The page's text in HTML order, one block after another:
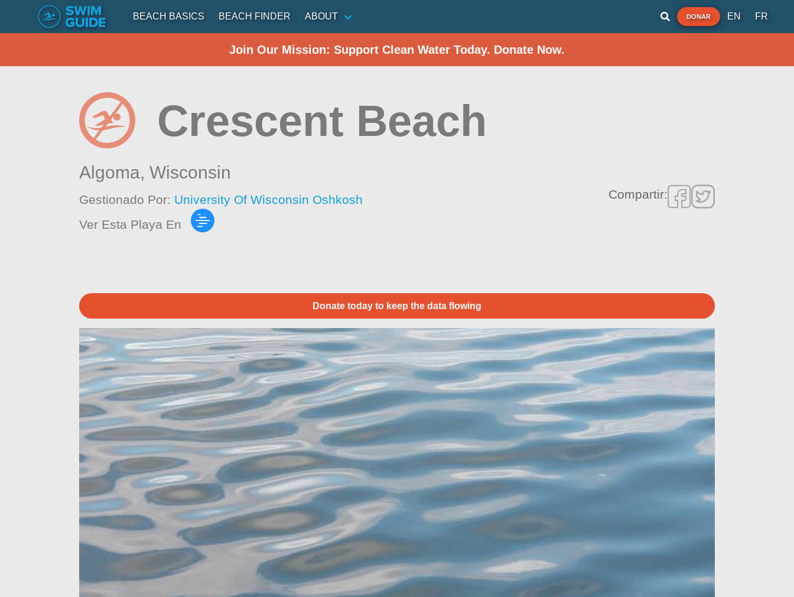
BEACH BASICS BEACH FINDER ABOUT DONAR EN FR
Join Our Mission: Support Clean Water Today. Donate Now.
Crescent Beach
Algoma,Wisconsin
Gestionado Por: University Of Wisconsin Oshkosh
Ver Esta Playa En
Compartir:
Donate today to keep the data flowing